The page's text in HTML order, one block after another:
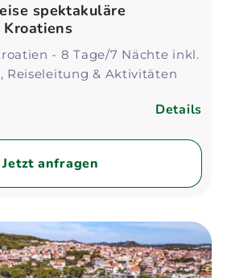
spektakuläre
- 8 Tage/7 Nächte inkl.
Reiseleitung & Aktivitäten
Details
Jetzt anfragen